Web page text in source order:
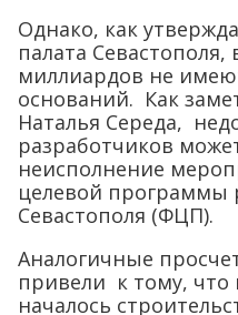
Однако, как
палата Севастополя,
миллиардов не
оснований. Как
Наталья Середа,
разработчиков
неисполнение
целевой программы
Севастополя (ФЦП).
Аналогичные
привели к тому, что
началось